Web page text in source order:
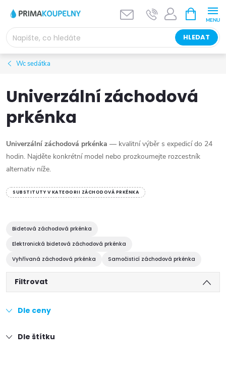
obsah
HLEDAT
NÁKUPNÍ
KOŠÍK
Wc sedátka
Univerzální záchodová
prkénka
Univerzální záchodová prkénka — kvalitní výběr s expedicí do 24
hodin. Najděte konkrétní model nebo prozkoumejte rozcestník
alternativ níže.
SUBSTITUTY V KATEGORII ZÁCHODOVÁ PRKÉNKA
Bidetová záchodová prkénka
Elektronická bidetová záchodová prkénka
Vyhřívaná záchodová prkénka
Samočisticí záchodová prkénka
Filtrovat
Dle ceny
Dle štítku